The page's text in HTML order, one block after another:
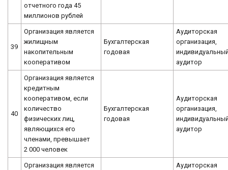
отчетного года 45
миллионов рублей
39
Организация является
жилищным
накопительным
кооперативом
Бухгалтерская
годовая
Аудиторская
организация,
аудитор
40
Организация является
кредитным
кооперативом, если
количество
физических лиц,
являющихся его
членами, превышает
2 000 человек
Бухгалтерская
годовая
Аудиторская
организация,
аудитор
Организация является
Аудиторская